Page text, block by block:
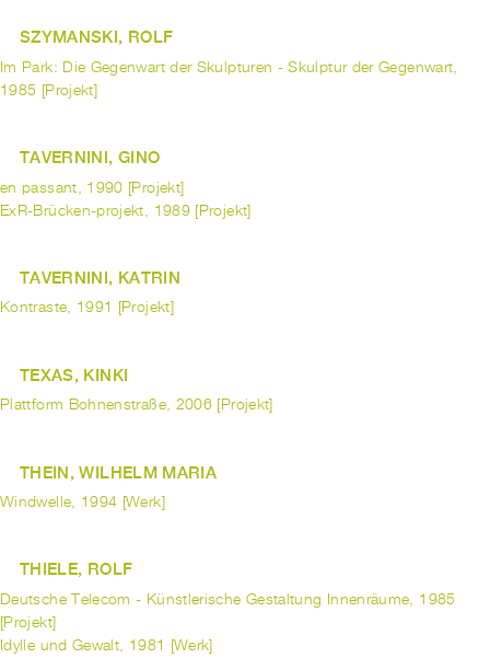
SZYMANSKI, ROLF
Im Park: Die Gegenwart der Skulpturen - Skulptur der Gegenwart,
1985 [Projekt]
TAVERNINI, GINO
en passant, 1990 [Projekt]
ExR-Brücken-projekt, 1989 [Projekt]
TAVERNINI, KATRIN
Kontraste, 1991 [Projekt]
TEXAS, KINKI
Plattform Bohnenstraße, 2006 [Projekt]
THEIN, WILHELM MARIA
Windwelle, 1994 [Werk]
THIELE, ROLF
Deutsche Telecom - Künstlerische Gestaltung Innenräume, 1985
[Projekt]
Idylle und Gewalt, 1981 [Werk]